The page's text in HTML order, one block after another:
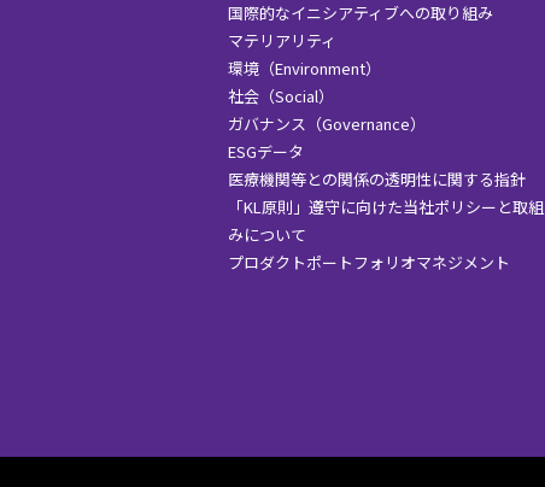
国際的なイニシアティブへの取り組み
マテリアリティ
環境（Environment）
社会（Social）
ガバナンス（Governance）
ESGデータ
医療機関等との関係の透明性に関する指針
「KL原則」遵守に向けた当社ポリシーと取組
みについて
プロダクトポートフォリオマネジメント